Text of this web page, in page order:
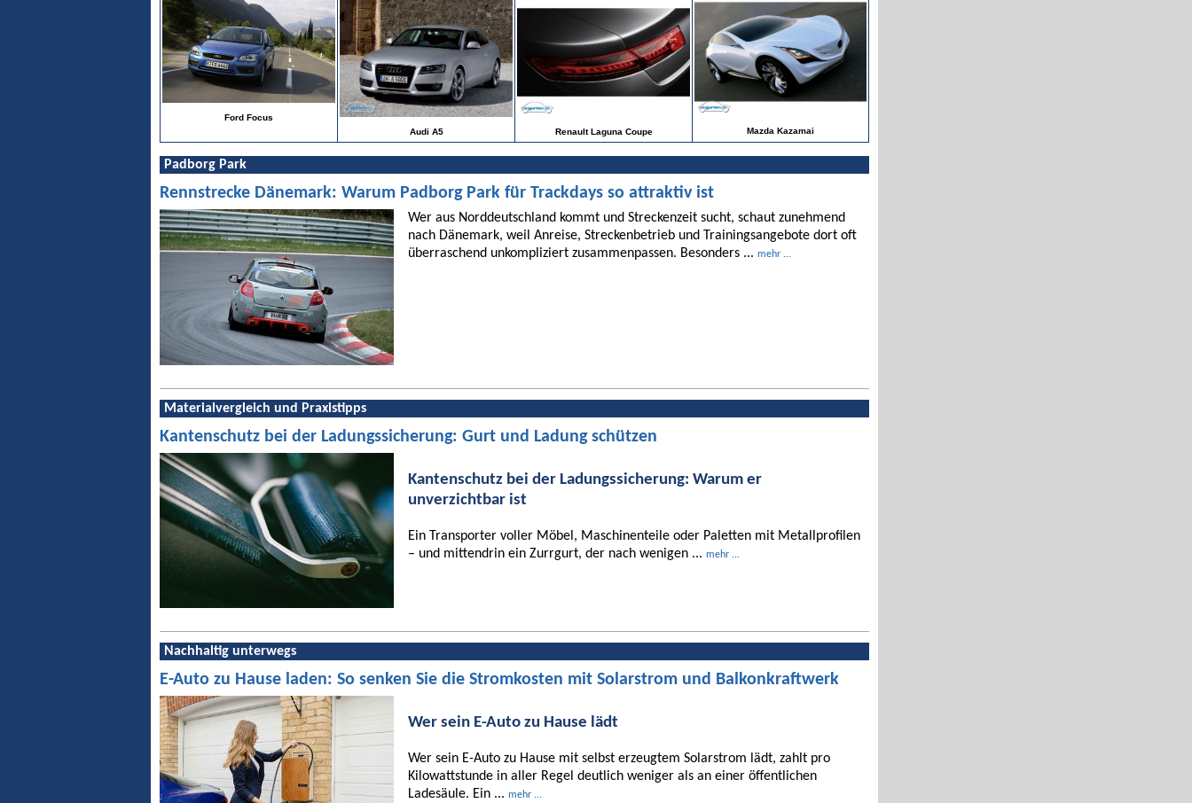
Ford Focus
Audi A5
Renault Laguna Coupe Mazda Kazamai
Padborg Park
Rennstrecke Dänemark: Warum Padborg Park für Trackdays so attraktiv ist
Wer aus Norddeutschland kommt und Streckenzeit sucht, schaut zunehmend
nach Dänemark, weil Anreise, Streckenbetrieb und Trainingsangebote dort oft
überraschend unkompliziert zusammenpassen. Besonders ... mehr ...
Materialvergleich und Praxistipps
Kantenschutz bei der Ladungssicherung: Gurt und Ladung schützen
Kantenschutz bei der Ladungssicherung: Warum er
unverzichtbar ist
Ein Transporter voller Möbel, Maschinenteile oder Paletten mit Metallprofilen
– und mittendrin ein Zurrgurt, der nach wenigen ... mehr ...
Nachhaltig unterwegs
E-Auto zu Hause laden: So senken Sie die Stromkosten mit Solarstrom und Balkonkraftwerk
Wer sein E-Auto zu Hause lädt
Wer sein E-Auto zu Hause mit selbst erzeugtem Solarstrom lädt, zahlt pro
Kilowattstunde in aller Regel deutlich weniger als an einer öffentlichen
Ladesäule. Ein ... mehr ...